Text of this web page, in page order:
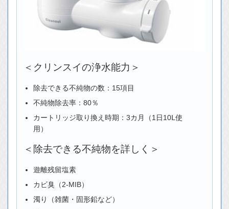
＜クリンスイの浄水能力＞
除去できる不純物の数：15項目
不純物除去率：80％
カートリッジ取り換え時期：3カ月（1日10Ⅼ使
用）
＜除去できる不純物を詳しく＞
遊離残留塩素
カビ臭（2-MIB）
濁り（雑菌・固形鉛など）